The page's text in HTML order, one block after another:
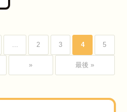
... 2 3 4 5
» 最後 »